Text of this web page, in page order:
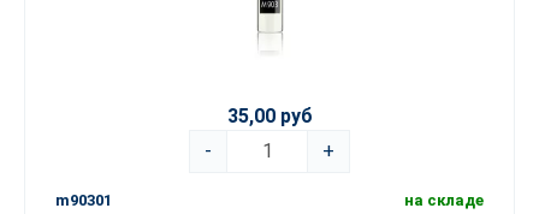
35,00 руб
-
+
m90301 на складе